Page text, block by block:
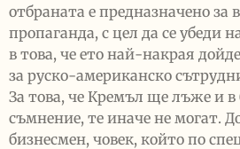
отбраната е предназначено за
пропаганда, с цел да се убеди
в това, че ето най-накрая
за руско-американско
За това, че Кремъл ще лъже и
съмнение, те иначе не могат.
бизнесмен, човек, който по